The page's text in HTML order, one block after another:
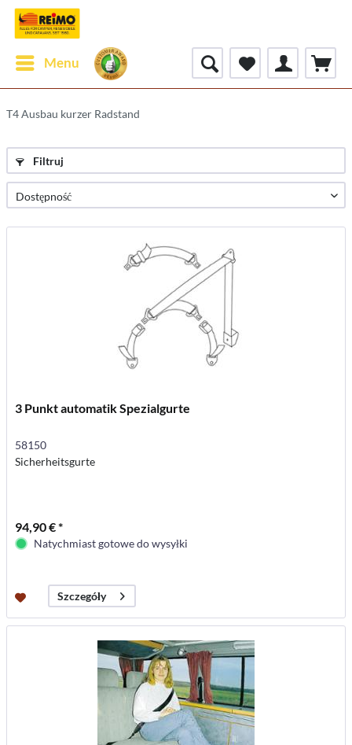
Menu
T4 Ausbau kurzer Radstand
Filtruj
3 Punkt automatik Spezialgurte
58150
Sicherheitsgurte
94,90 € *
Natychmiast gotowe do wysyłki
Szczegóły